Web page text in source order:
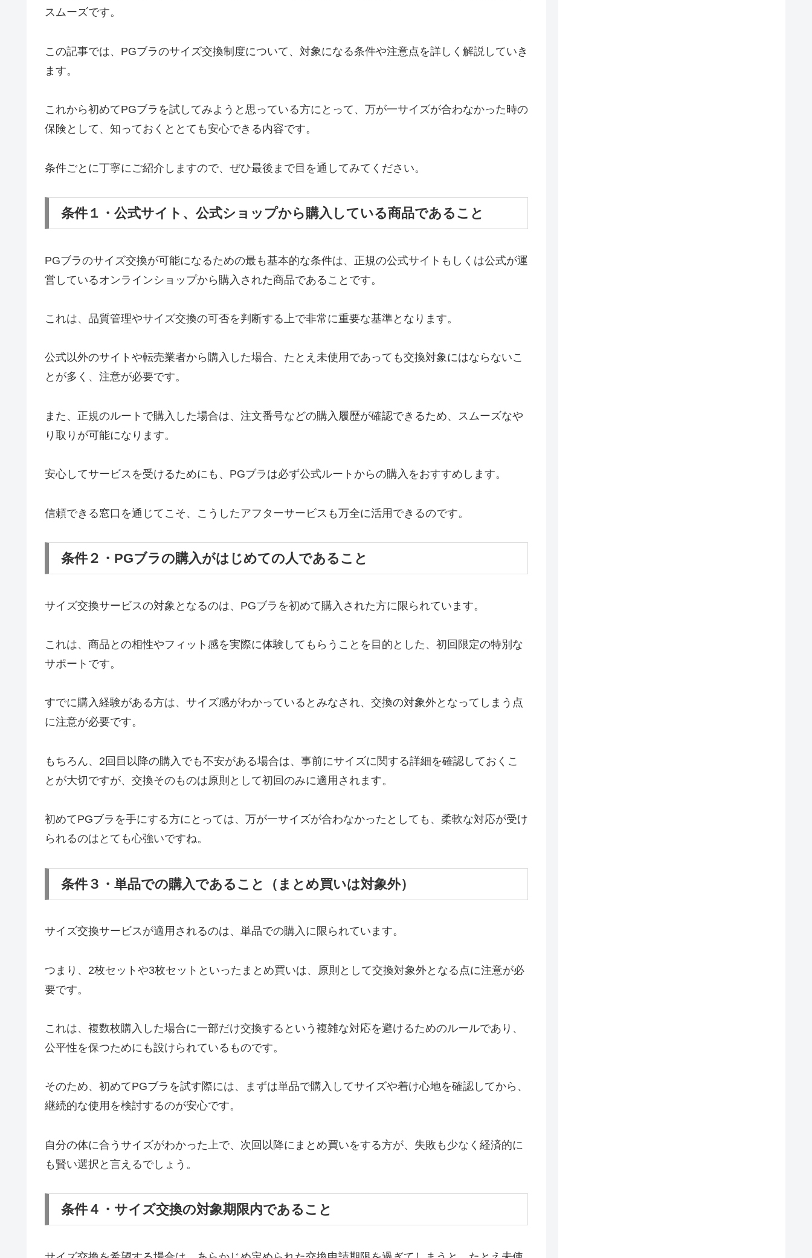
スムーズです。
この記事では、PGブラのサイズ交換制度について、対象になる条件や注意点を詳しく解説していき
ます。
これから初めてPGブラを試してみようと思っている方にとって、万が一サイズが合わなかった時の
保険として、知っておくととても安心できる内容です。
条件ごとに丁寧にご紹介しますので、ぜひ最後まで目を通してみてください。
条件１・公式サイト、公式ショップから購入している商品であること
PGブラのサイズ交換が可能になるための最も基本的な条件は、正規の公式サイトもしくは公式が運
営しているオンラインショップから購入された商品であることです。
これは、品質管理やサイズ交換の可否を判断する上で非常に重要な基準となります。
公式以外のサイトや転売業者から購入した場合、たとえ未使用であっても交換対象にはならないこ
とが多く、注意が必要です。
また、正規のルートで購入した場合は、注文番号などの購入履歴が確認できるため、スムーズなや
り取りが可能になります。
安心してサービスを受けるためにも、PGブラは必ず公式ルートからの購入をおすすめします。
信頼できる窓口を通じてこそ、こうしたアフターサービスも万全に活用できるのです。
条件２・PGブラの購入がはじめての人であること
サイズ交換サービスの対象となるのは、PGブラを初めて購入された方に限られています。
これは、商品との相性やフィット感を実際に体験してもらうことを目的とした、初回限定の特別な
サポートです。
すでに購入経験がある方は、サイズ感がわかっているとみなされ、交換の対象外となってしまう点
に注意が必要です。
もちろん、2回目以降の購入でも不安がある場合は、事前にサイズに関する詳細を確認しておくこ
とが大切ですが、交換そのものは原則として初回のみに適用されます。
初めてPGブラを手にする方にとっては、万が一サイズが合わなかったとしても、柔軟な対応が受け
られるのはとても心強いですね。
条件３・単品での購入であること（まとめ買いは対象外）
サイズ交換サービスが適用されるのは、単品での購入に限られています。
つまり、2枚セットや3枚セットといったまとめ買いは、原則として交換対象外となる点に注意が必
要です。
これは、複数枚購入した場合に一部だけ交換するという複雑な対応を避けるためのルールであり、
公平性を保つためにも設けられているものです。
そのため、初めてPGブラを試す際には、まずは単品で購入してサイズや着け心地を確認してから、
継続的な使用を検討するのが安心です。
自分の体に合うサイズがわかった上で、次回以降にまとめ買いをする方が、失敗も少なく経済的に
も賢い選択と言えるでしょう。
条件４・サイズ交換の対象期限内であること